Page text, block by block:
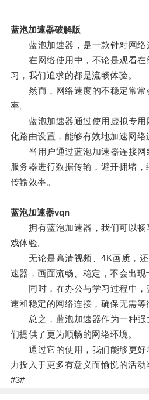
蓝泡加速器破解版
蓝泡加速器，是一款针对网络
在网络使用中，不论是观看在
习，我们追求的都是流畅体验。
然而，网络速度的不稳定常常
率。
蓝泡加速器通过使用虚拟专用
化路由设置，能够有效地加速网络
当用户通过蓝泡加速器连接网
服务器进行数据传输，避开拥堵
传输效率。
蓝泡加速器vqn
拥有蓝泡加速器，我们可以畅
戏体验。
无论是高清视频、4K画质，还
速器，画面流畅、稳定，不会出现
同时，在办公与学习过程中，
速和稳定的网络连接，确保无需等
总之，蓝泡加速器作为一种强
们提供了更为顺畅的网络环境。
通过它的使用，我们能够更好
力投入于更多有意义而愉悦的活动
#3#